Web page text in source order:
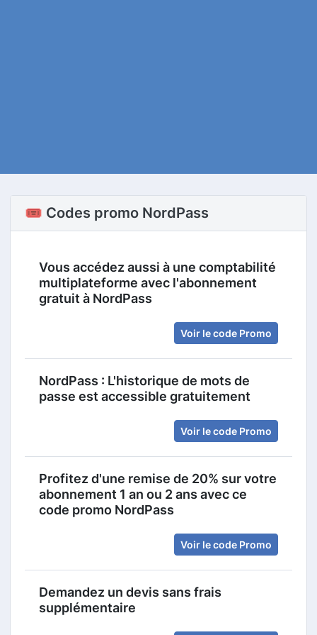
🎟️ Codes promo NordPass
Vous accédez aussi à une comptabilité
multiplateforme avec l'abonnement
gratuit à NordPass
Voir le code Promo
NordPass : L'historique de mots de
passe est accessible gratuitement
Voir le code Promo
Profitez d'une remise de 20% sur votre
abonnement 1 an ou 2 ans avec ce
code promo NordPass
Voir le code Promo
Demandez un devis sans frais
supplémentaire